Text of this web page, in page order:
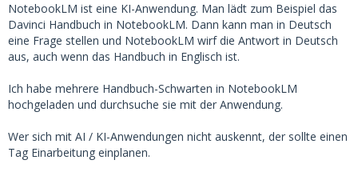
NotebookLM ist eine KI-Anwendung. Man lädt zum Beispiel das
Davinci Handbuch in NotebookLM. Dann kann man in Deutsch
eine Frage stellen und NotebookLM wirf die Antwort in Deutsch
aus, auch wenn das Handbuch in Englisch ist.
Ich habe mehrere Handbuch-Schwarten in NotebookLM
hochgeladen und durchsuche sie mit der Anwendung.
Wer sich mit AI / KI-Anwendungen nicht auskennt, der sollte einen
Tag Einarbeitung einplanen.